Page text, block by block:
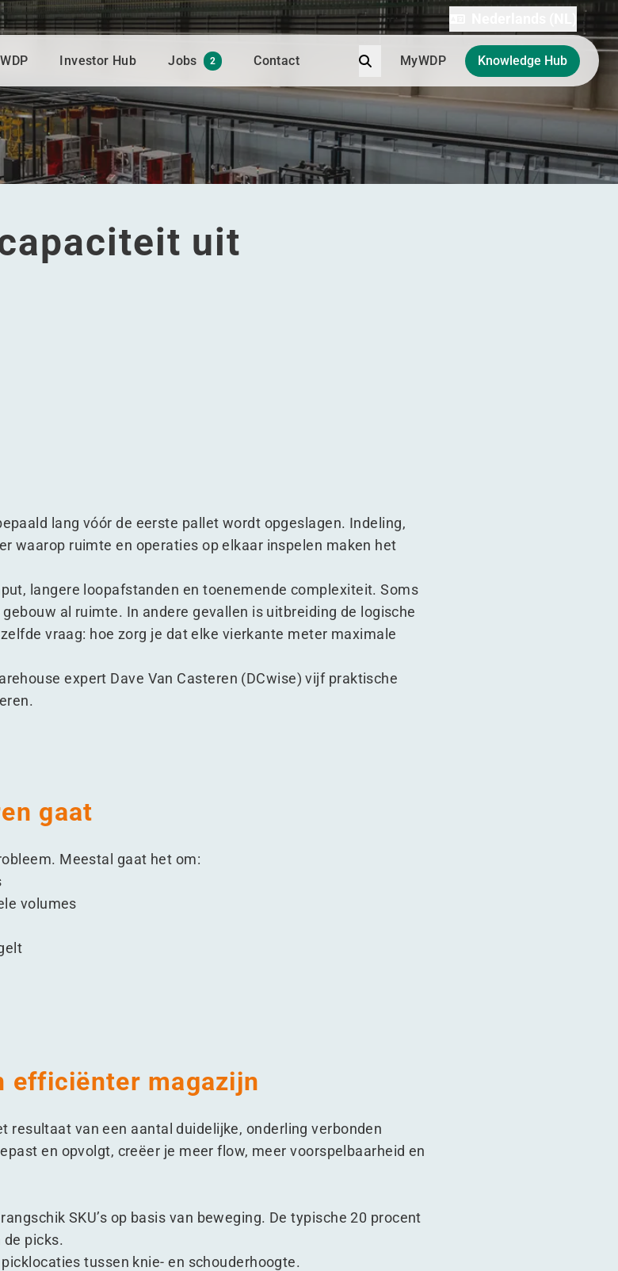
Investor Hub Jobs 2 Contact ZoekMyWDP Knowledge Hub
uit
lang vóór de eerste pallet wordt opgeslagen. Indeling,
waarop ruimte en operaties op elkaar inspelen maken het
langere loopafstanden en toenemende complexiteit. Soms
al ruimte. In andere gevallen is uitbreiding de logische
vraag: hoe zorg je dat elke vierkante meter maximale
expert Dave Van Casteren (DCwise) vijf praktische
gaat
Meestal gaat het om:
volumes
efficiënter magazijn
resultaat van een aantal duidelijke, onderling verbonden
en opvolgt, creëer je meer flow, meer voorspelbaarheid en
SKU’s op basis van beweging. De typische 20 procent
picks.
tussen knie- en schouderhoogte.